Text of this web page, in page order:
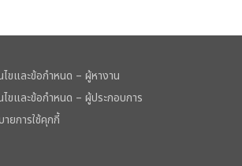
ไขและข้อกำหนด – ผู้หางาน
ไขและข้อกำหนด – ผู้ประกอบการ
ายการใช้คุกกี้